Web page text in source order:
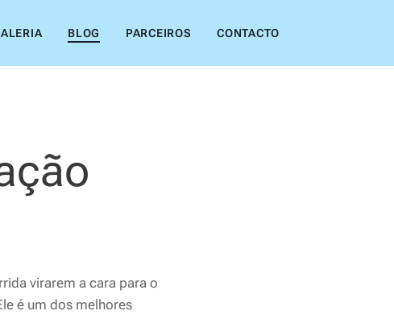
BLOG PARCEIROS CONTACTO
virarem a cara para o
é um dos melhores